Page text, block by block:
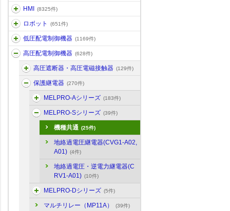
HMI (8325件)
ロボット (651件)
低圧配電制御機器 (1169件)
高圧配電制御機器 (628件)
高圧遮断器・高圧電磁接触器 (129件)
保護継電器 (270件)
MELPRO-Aシリーズ (183件)
MELPRO-Sシリーズ (39件)
機種共通 (25件)
地絡過電圧継電器(CVG1-A02,
A01) (4件)
地絡過電圧・逆電力継電器(C
RV1-A01) (10件)
MELPRO-Dシリーズ (5件)
マルチリレー（MP11A） (39件)